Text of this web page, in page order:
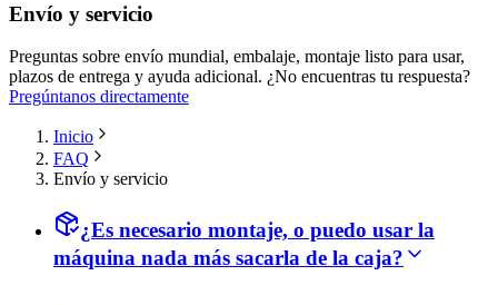
Envío y servicio
Preguntas sobre envío mundial, embalaje, montaje listo para usar,
plazos de entrega y ayuda adicional. ¿No encuentras tu respuesta?
Pregúntanos directamente
Inicio
FAQ
Envío y servicio
¿Es necesario montaje, o puedo usar la
máquina nada más sacarla de la caja?